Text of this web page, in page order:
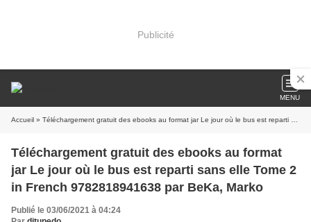
Publicité
MENU
Accueil » Téléchargement gratuit des ebooks au format jar Le jour où le bus est reparti sans elle Tome 2 in French 9782818941638 par BeKa, Marko
Téléchargement gratuit des ebooks au format
jar Le jour où le bus est reparti sans elle Tome 2
in French 9782818941638 par BeKa, Marko
Publié le 03/06/2021 à 04:24